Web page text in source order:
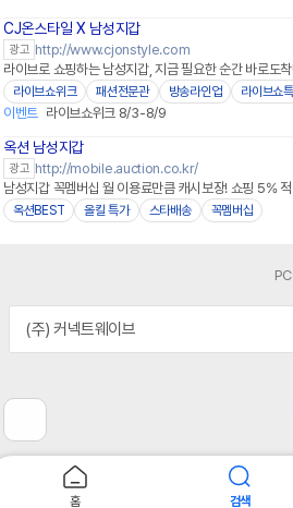
CJ온스타일 X 남성지갑
광고 http://www.cjonstyle.com
라이브로 쇼핑하는 남성지갑, 지금 필요한 순간 바로도
라이브쇼위크 패션전문관 방송라인업 라이브쇼
이벤트 라이브쇼위크 8/3-8/9
옥션 남성지갑
광고 http://mobile.auction.co.kr/
남성지갑 꼭멤버십 월 이용료만큼 캐시보장! 쇼핑 5%
옥션BEST 올킬 특가 스타배송 꼭멤버십
전
페
홈 검색
(주) 커넥트웨이브